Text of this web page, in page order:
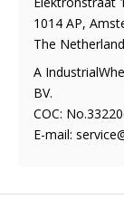
1014 AP,
The
A
BV.
COC:
E-mail: